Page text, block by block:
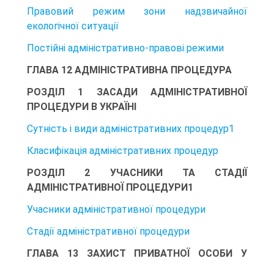
Правовий режим зони надзвичайної
екологічної ситуації
Постійні адміністративно-правові режими
ГЛАВА 12 АДМІНІСТРАТИВНА ПРОЦЕДУРА
РОЗДІЛ 1 ЗАСАДИ АДМІНІСТРАТИВНОЇ
ПРОЦЕДУРИ В УКРАЇНІ
Сутність і види адміністративних процедур1
Класифікація адміністративних процедур
РОЗДІЛ 2 УЧАСНИКИ ТА СТАДІЇ
АДМІНІСТРАТИВНОЇ ПРОЦЕДУРИ1
Учасники адміністративної процедури
Стадії адміністративної процедури
ГЛАВА 13 ЗАХИСТ ПРИВАТНОЇ ОСОБИ У